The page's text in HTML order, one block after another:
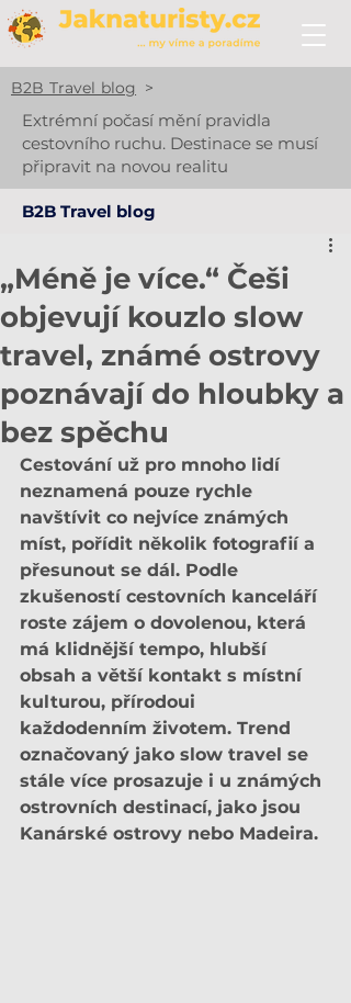
B2B Travel blog >
Extrémní počasí mění pravidla
cestovního ruchu. Destinace se musí
připravit na novou realitu
B2B Travel blog
„Méně je více.“ Češi
objevují kouzlo slow
travel, známé ostrovy
poznávají do hloubky a
bez spěchu
Cestování už pro mnoho lidí
neznamená pouze rychle
navštívit co nejvíce známých
míst, pořídit několik fotografií a
přesunout se dál. Podle
zkušeností cestovních kanceláří
roste zájem o dovolenou, která
má klidnější tempo, hlubší
obsah a větší kontakt s místní
kulturou, přírodoui
každodenním životem. Trend
označovaný jako slow travel se
stále více prosazuje i u známých
ostrovních destinací, jako jsou
Kanárské ostrovy nebo Madeira.